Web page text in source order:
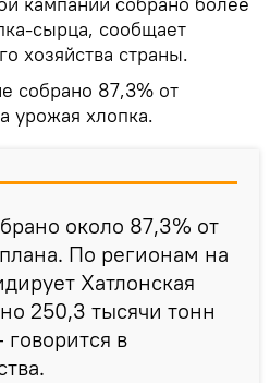
сырца, сообщает
хозяйства страны.
собрано 87,3% от
урожая хлопка.
около 87,3% от
По регионам на
Хатлонская
250,3 тысячи тонн
в